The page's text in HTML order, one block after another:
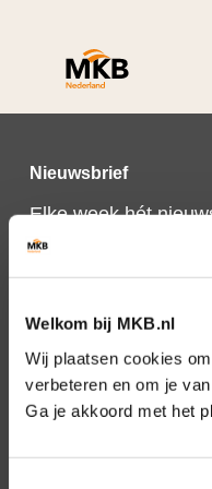
Welkom bij MKB.nl
Wij plaatsen cookies
verbeteren en om je
Ga je akkoord met het
Nieuwsbrief
Elke week hét
Schrijf je nu in voor
nieuwsbrief.
Schrijf je in
Direct naar
Over ons